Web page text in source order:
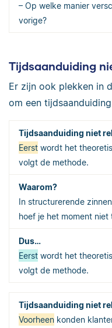
– Op welke manier
vorige?
Tijdsaanduiding
Er zijn ook plekken in
om een
Eerst wordt het
volgt de methode.
In structurerende
hoef je het moment niet
Eerst wordt het
volgt de methode.
Voorheen konden